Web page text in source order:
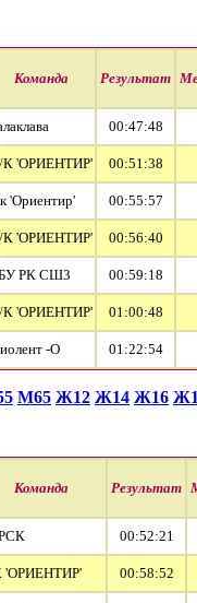
Команда Результат
00:47:48
'ОРИЕНТИР' 00:51:38
'Ориентир' 00:55:57
'ОРИЕНТИР' 00:56:40
РК СШ3 00:59:18
'ОРИЕНТИР' 01:00:48
-О 01:22:54
М65 Ж12 Ж14 Ж16
Команда Результат
00:52:21
'ОРИЕНТИР' 00:58:52